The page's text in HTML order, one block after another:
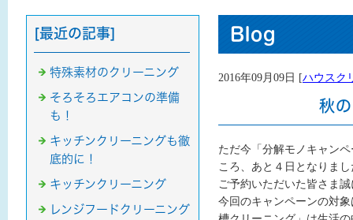
Blog
2016年09月09日 [ハウスク
秋
ただ今「分解モノキャン
ころ、あと４日となりまし
ご予約いただいた皆さま
今回のキャンペーンの対
[最近の記事]
特殊素材のクリーニング
そろそろエアコンの準備
も！
キッチンクリーニングも徹
底的に！
キッチンクリーニング
レンジフードクリーニング